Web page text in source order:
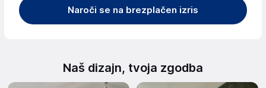
Naroči se na brezplačen izris
Naš dizajn, tvoja zgodba